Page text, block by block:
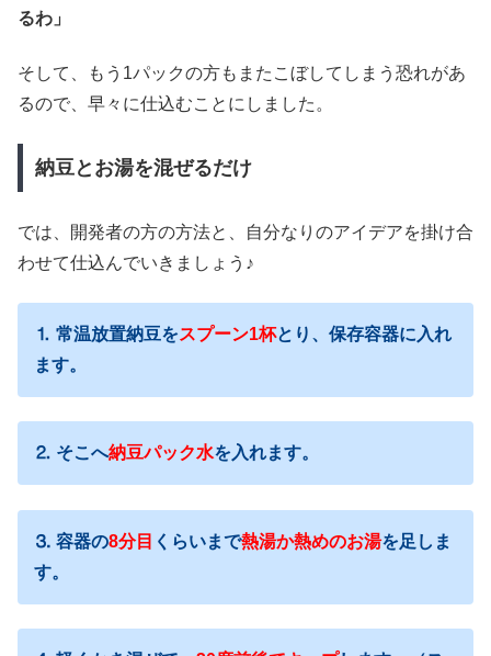
るわ」
そして、もう1パックの方もまたこぼしてしまう恐れがあ
るので、早々に仕込むことにしました。
納豆とお湯を混ぜるだけ
では、開発者の方の方法と、自分なりのアイデアを掛け合
わせて仕込んでいきましょう♪
⒈ 常温放置納豆をスプーン1杯とり、保存容器に入れ
ます。
⒉ そこへ納豆パック水を入れます。
⒊ 容器の8分目 くらいまで熱湯か熱めのお湯を足しま
す。